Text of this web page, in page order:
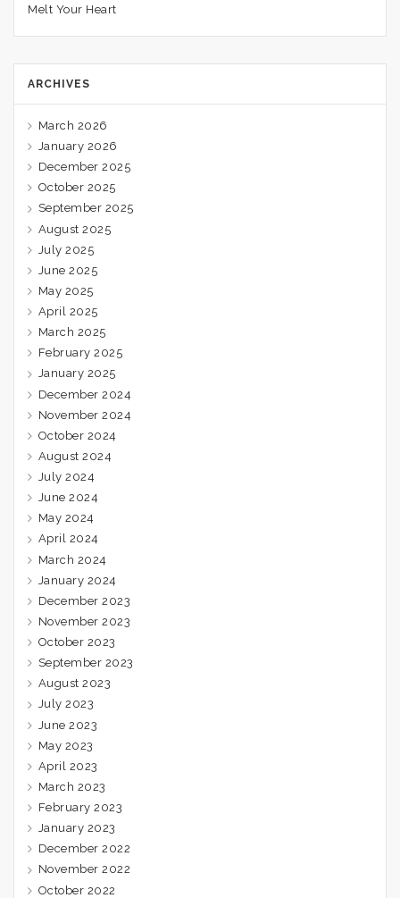
Melt Your Heart
ARCHIVES
March 2026
January 2026
December 2025
October 2025
September 2025
August 2025
July 2025
June 2025
May 2025
April 2025
March 2025
February 2025
January 2025
December 2024
November 2024
October 2024
August 2024
July 2024
June 2024
May 2024
April 2024
March 2024
January 2024
December 2023
November 2023
October 2023
September 2023
August 2023
July 2023
June 2023
May 2023
April 2023
March 2023
February 2023
January 2023
December 2022
November 2022
October 2022